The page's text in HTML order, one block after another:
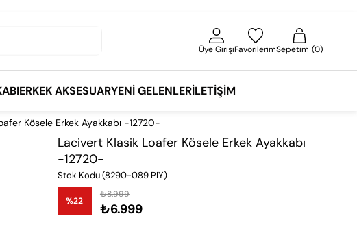
Üye GirişiFavorilerimSepetim 0
ERKEK AKSESUARYENI GELENLERİLETIŞIM
Kösele Erkek Ayakkabı -12720-
Lacivert Klasik Loafer Kösele Erkek Ayakkabı
-12720-
Stok Kodu(8290-089 PIY)
%22
İndirim
₺8.999
₺6.999